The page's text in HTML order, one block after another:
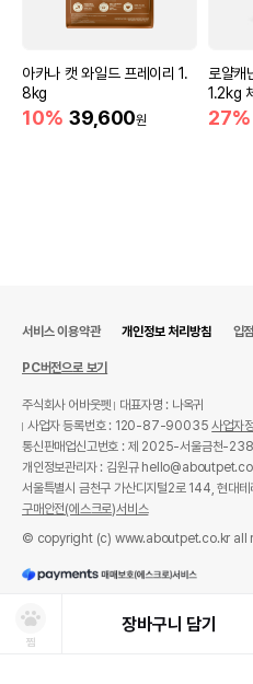
아카나 캣 와일드 프레이리 1.
8kg
10% 39,600원
로얄캐
1.2kg
27%
찜
장바구니 담기
서비스 이용약관 개인정보 처리방침 입
PC버전으로 보기
주식회사 어바웃펫
대표자명 : 나옥귀
사업자 등록번호 : 120-87-90035사업자
통신판매업신고번호 : 제 2025-서울금천-
개인정보관리자 : 김원규
서울특별시 금천구 가산디지털2로 144, 현대
구매안전(에스크로)서비스
© copyright (c) www.aboutpet.co.kr all